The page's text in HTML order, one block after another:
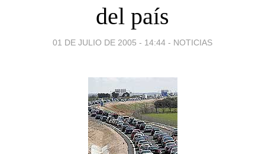
del país
01 DE JULIO DE 2005 - 14:44 - NOTICIAS